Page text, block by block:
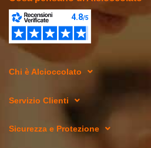
Chi è Alcioccolato
Servizio Clienti
Sicurezza e Protezione